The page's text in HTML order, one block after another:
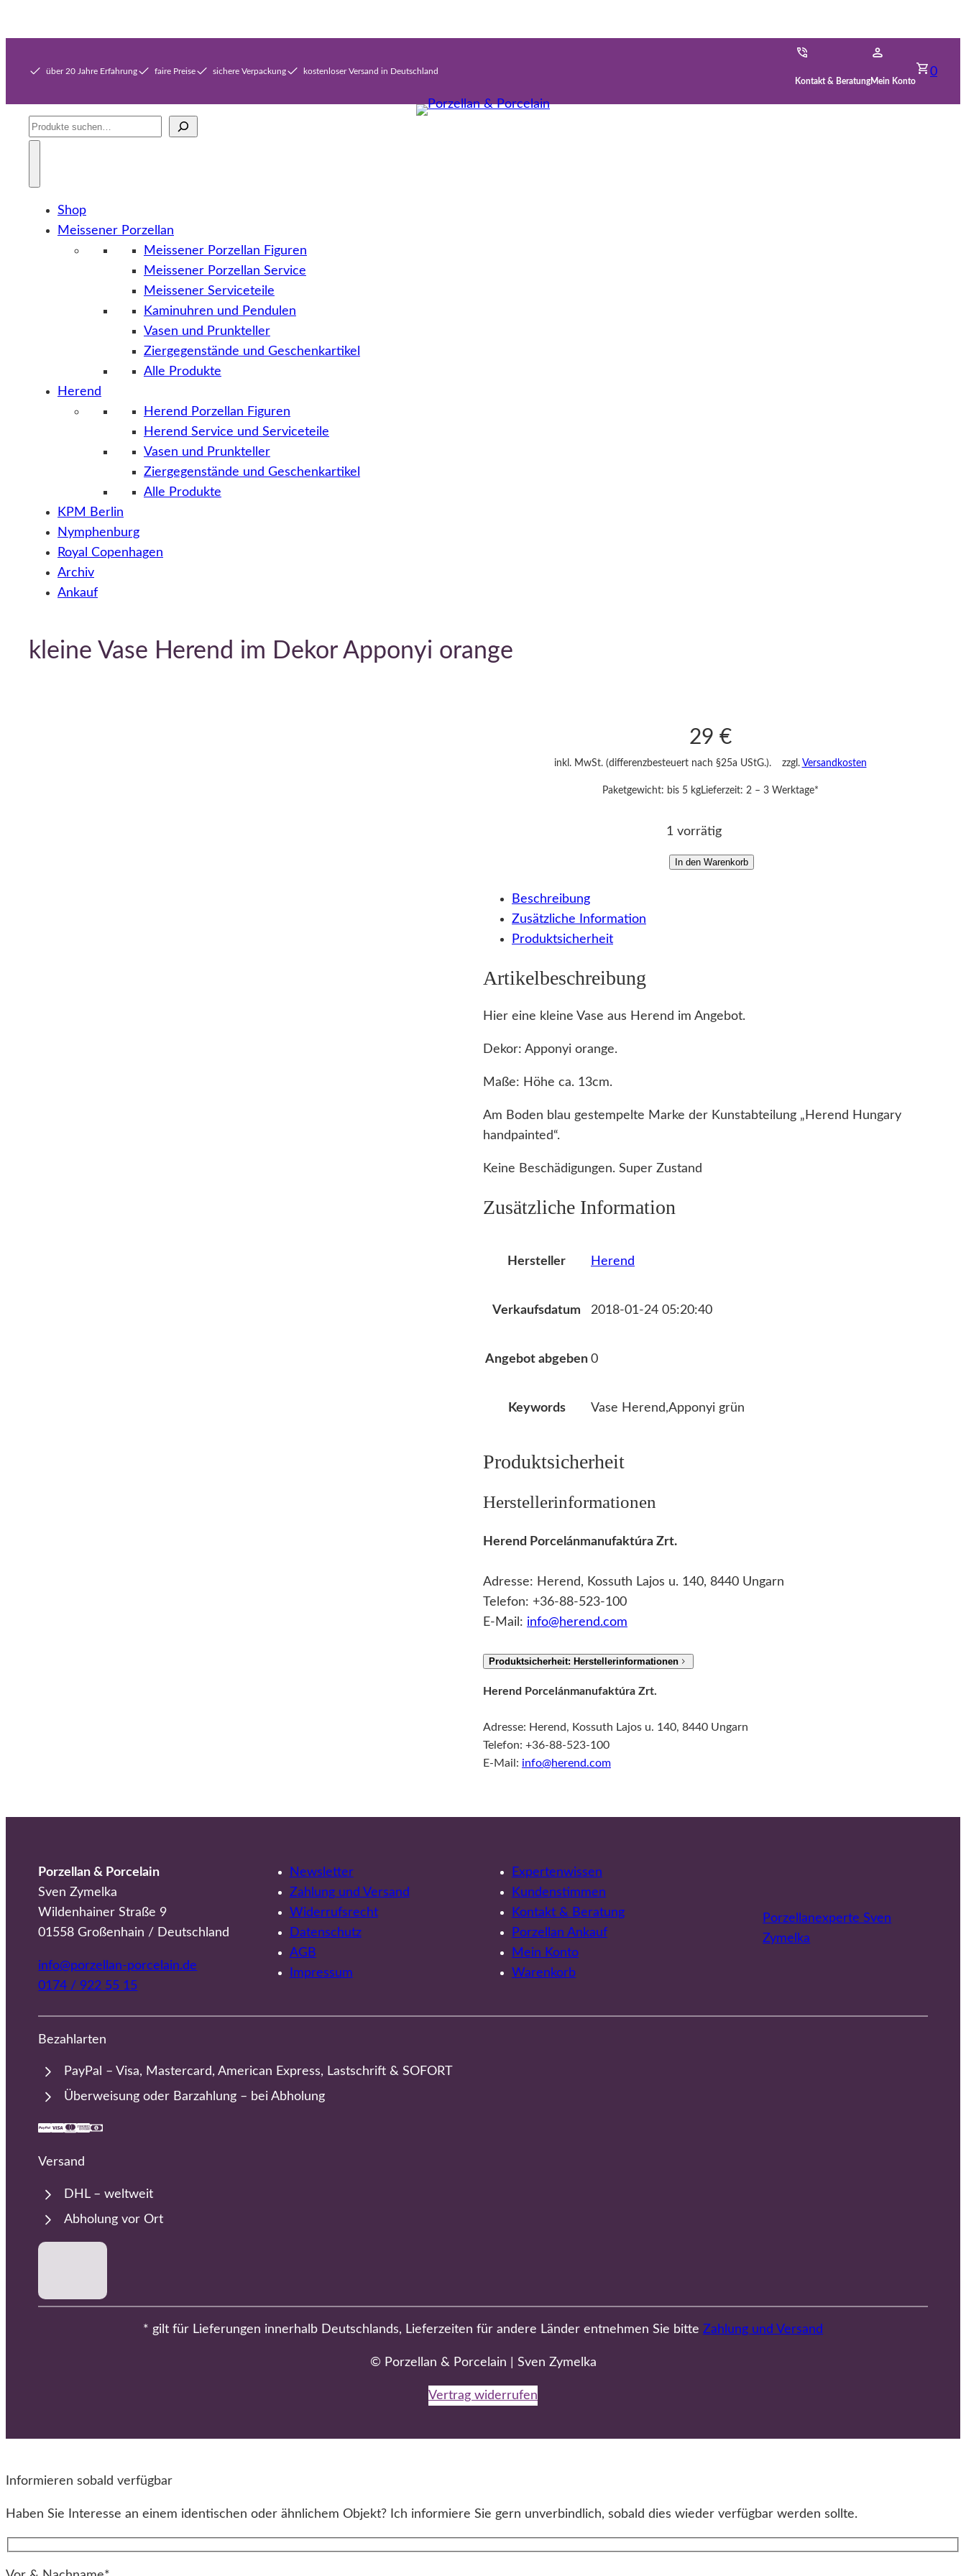
über 20 Jahre Erfahrung faire Preise sichere Verpackung
kostenloser Versand in Deutschland
Kontakt & BeratungMein Konto
0
Suche
Shop
Meissener Porzellan
Meissener Porzellan Figuren
Meissener Porzellan Service
Meissener Serviceteile
Kaminuhren und Pendulen
Vasen und Prunkteller
Ziergegenstände und Geschenkartikel
Alle Produkte
Herend
Herend Porzellan Figuren
Herend Service und Serviceteile
Vasen und Prunkteller
Ziergegenstände und Geschenkartikel
Alle Produkte
KPM Berlin
Nymphenburg
Royal Copenhagen
Archiv
Ankauf
kleine Vase Herend im Dekor Apponyi orange
29 €
inkl. MwSt. (differenzbesteuert nach §25a UStG.). zzgl. Versandkosten
Paketgewicht: bis 5 kgLieferzeit: 2 – 3 Werktage*
1 vorrätig
d
m
r
n
g
M
e
In den Warenkorb
Beschreibung
Zusätzliche Information
Produktsicherheit
Artikelbeschreibung
Hier eine kleine Vase aus Herend im Angebot.
Dekor: Apponyi orange.
Maße: Höhe ca. 13cm.
Am Boden blau gestempelte Marke der Kunstabteilung „Herend Hungary
handpainted“.
Keine Beschädigungen. Super Zustand
Zusätzliche Information
Hersteller Herend
Verkaufsdatum 2018-01-24 05:20:40
Angebot abgeben 0
Keywords Vase Herend,Apponyi grün
Produktsicherheit
Herstellerinformationen
Herend Porcelánmanufaktúra Zrt.
Adresse: Herend, Kossuth Lajos u. 140, 8440 Ungarn
Telefon: +36-88-523-100
E-Mail: info@herend.com
Produktsicherheit: Herstellerinformationen
Herend Porcelánmanufaktúra Zrt.
Adresse: Herend, Kossuth Lajos u. 140, 8440 Ungarn
Telefon: +36-88-523-100
E-Mail: info@herend.com
Porzellan & Porcelain
Sven Zymelka
Wildenhainer Straße 9
01558 Großenhain / Deutschland
info@porzellan-porcelain.de
0174 / 922 55 15
Newsletter
Zahlung und Versand
Widerrufsrecht
Datenschutz
AGB
Impressum
Expertenwissen
Kundenstimmen
Kontakt & Beratung
Porzellan Ankauf
Mein Konto
Warenkorb
Porzellanexperte Sven
Zymelka
Bezahlarten
PayPal – Visa, Mastercard, American Express, Lastschrift & SOFORT
Überweisung oder Barzahlung – bei Abholung
Versand
DHL – weltweit
Abholung vor Ort
* gilt für Lieferungen innerhalb Deutschlands, Lieferzeiten für andere Länder entnehmen Sie bitte Zahlung und Versand
© Porzellan & Porcelain | Sven Zymelka
Vertrag widerrufen
Informieren sobald verfügbar
Haben Sie Interesse an einem identischen oder ähnlichem Objekt? Ich informiere Sie gern unverbindlich, sobald dies wieder verfügbar werden sollte.